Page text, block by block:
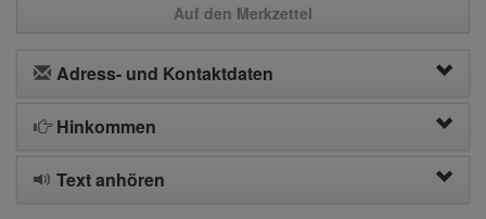
Auf den Merkzettel
Adress- und Kontaktdaten
Hinkommen
Text anhören